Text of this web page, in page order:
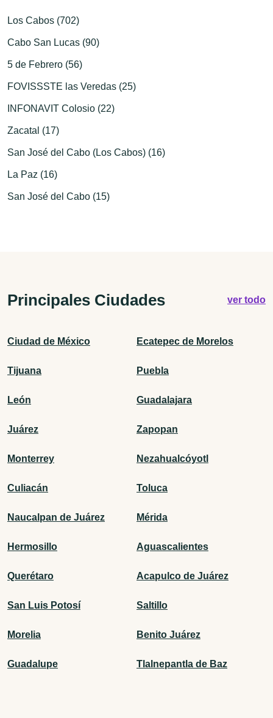
Los Cabos (702)
Cabo San Lucas (90)
5 de Febrero (56)
FOVISSSTE las Veredas (25)
INFONAVIT Colosio (22)
Zacatal (17)
San José del Cabo (Los Cabos) (16)
La Paz (16)
San José del Cabo (15)
Principales Ciudades ver todo
Ciudad de México Ecatepec de Morelos
Tijuana Puebla
León Guadalajara
Juárez Zapopan
Monterrey Nezahualcóyotl
Culiacán Toluca
Naucalpan de Juárez Mérida
Hermosillo Aguascalientes
Querétaro Acapulco de Juárez
San Luis Potosí Saltillo
Morelia Benito Juárez
Guadalupe Tlalnepantla de Baz